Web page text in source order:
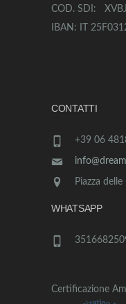
COD. SDI:
IBAN: IT
CONTATTI
+39 06
Piazza
WHATSAPP
Certificazione